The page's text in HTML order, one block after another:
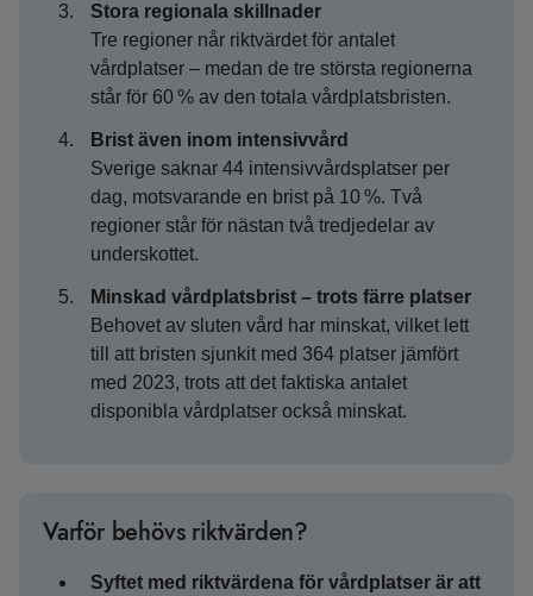
Stora regionala skillnader
Tre regioner når riktvärdet för antalet
vårdplatser – medan de tre största regionerna
står för 60 % av den totala vårdplatsbristen.
Brist även inom intensivvård
Sverige saknar 44 intensivvårdsplatser per
dag, motsvarande en brist på 10 %. Två
regioner står för nästan två tredjedelar av
underskottet.
Minskad vårdplatsbrist – trots färre platser
Behovet av sluten vård har minskat, vilket lett
till att bristen sjunkit med 364 platser jämfört
med 2023, trots att det faktiska antalet
disponibla vårdplatser också minskat.
Varför behövs riktvärden?
Syftet med riktvärdena för vårdplatser är att